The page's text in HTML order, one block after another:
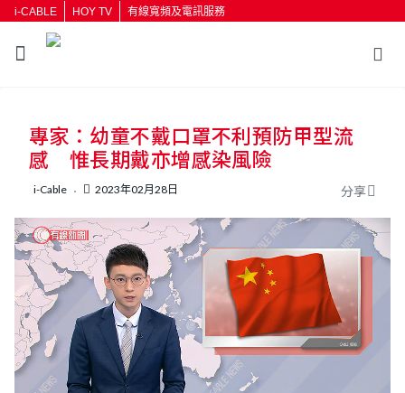
i-CABLE HOY TV 有線寬頻及電訊服務
按輸入鍵開始搜尋
專家：幼童不戴口罩不利預防甲型流
感 惟長期戴亦增感染風險
i-Cable 2023年02月28日 分享